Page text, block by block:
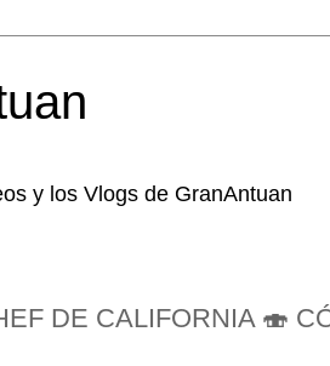
y los Vlogs de GranAntuan
DE CALIFORNIA 🍣